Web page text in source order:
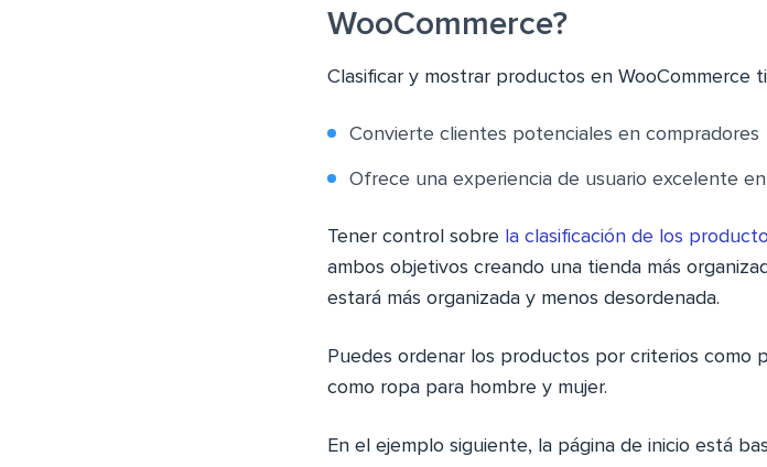
WooCommerce?
Clasificar y mostrar productos en WooCommerce
Convierte clientes potenciales en compradores
Ofrece una experiencia de usuario excelente
Tener control sobre la clasificación de los
ambos objetivos creando una tienda más
estará más organizada y menos desordenada.
Puedes ordenar los productos por criterios como
como ropa para hombre y mujer.
En el ejemplo siguiente, la página de inicio está